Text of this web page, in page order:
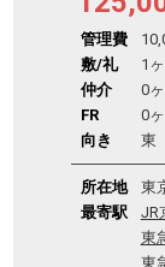
管理費
敷/礼
1
仲介
0ヶ
FR
0ヶ
向き
東
所在地 東
最寄駅
JR
東
東